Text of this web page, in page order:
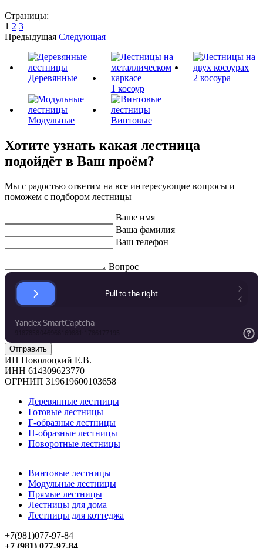
Страницы:
1 2 3
Предыдущая Следующая
Деревянные
1 косоур
2 косоура
Модульные Винтовые
Хотите узнать какая лестница
подойдёт в Ваш проём?
Мы с радостью ответим на все интересующие вопросы и
поможем с подбором лестницы
Ваше имя
Ваша фамилия
Ваш телефон
Вопрос
ИП Поволоцкий Е.В.
ИНН 614309623770
ОГРНИП 319619600103658
Деревянные лестницы
Готовые лестницы
Г-образные лестницы
П-образные лестницы
Поворотные лестницы
Винтовые лестницы
Модульные лестницы
Прямые лестницы
Лестницы для дома
Лестницы для коттеджа
+7(981)077-97-84
+7 (981) 077-97-84